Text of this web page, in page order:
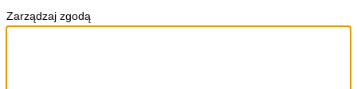
Zarządzaj zgodą